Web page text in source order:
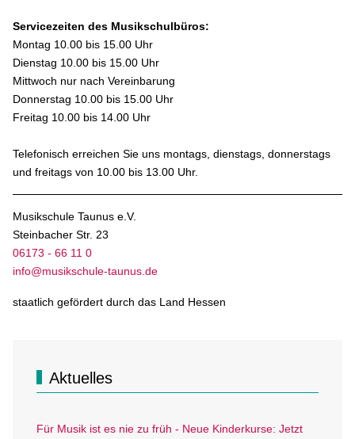
Servicezeiten des Musikschulbüros:
Montag 10.00 bis 15.00 Uhr
Dienstag 10.00 bis 15.00 Uhr
Mittwoch nur nach Vereinbarung
Donnerstag 10.00 bis 15.00 Uhr
Freitag 10.00 bis 14.00 Uhr
Telefonisch erreichen Sie uns montags, dienstags, donnerstags
und freitags von 10.00 bis 13.00 Uhr.
Musikschule Taunus e.V.
Steinbacher Str. 23
06173 - 66 11 0
info@musikschule-taunus.de
staatlich gefördert durch das Land Hessen
Aktuelles
Für Musik ist es nie zu früh - Neue Kinderkurse: Jetzt